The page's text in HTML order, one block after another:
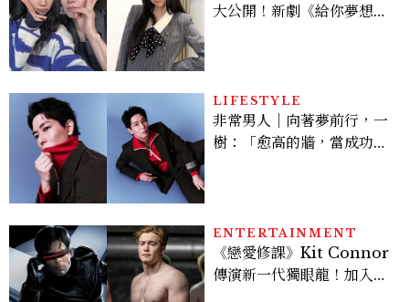
大公開！新劇《給你夢想》
LIFESTYLE
非常男人｜向著夢前行，一
樹：「愈高的牆，當成功爬
ENTERTAINMENT
《戀愛修課》Kit Connor
傳演新一代獨眼龍！加入新